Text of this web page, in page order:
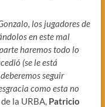
los jugadores de
en este mal
haremos todo lo
(se le está
seguir
como esta no
la URBA, Patricio